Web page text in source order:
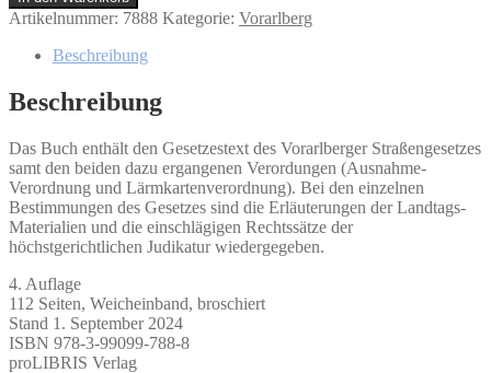
Menge
Artikelnummer: 7888 Kategorie: Vorarlberg
Beschreibung
Beschreibung
Das Buch enthält den Gesetzestext des Vorarlberger Straßengesetzes
samt den beiden dazu ergangenen Verordungen (Ausnahme-
Verordnung und Lärmkartenverordnung). Bei den einzelnen
Bestimmungen des Gesetzes sind die Erläuterungen der Landtags-
Materialien und die einschlägigen Rechtssätze der
höchstgerichtlichen Judikatur wiedergegeben.
4. Auflage
112 Seiten, Weicheinband, broschiert
Stand 1. September 2024
ISBN 978-3-99099-788-8
proLIBRIS Verlag